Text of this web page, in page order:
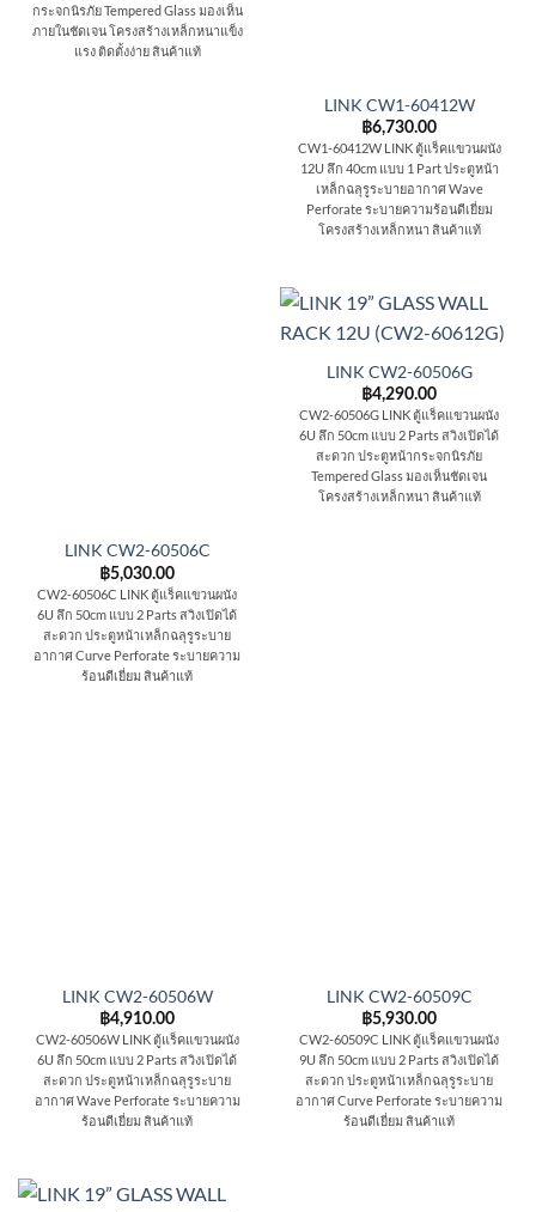
กระจกนิรภัย Tempered Glass มองเห็น
ภายในชัดเจน โครงสร้างเหล็กหนาแข็ง
แรง ติดตั้งง่าย สินค้าแท้
LINK CW1-60412W
฿6,730.00
CW1-60412W LINK ตู้แร็คแขวนผนัง
12U ลึก 40cm แบบ 1 Part ประตูหน้า
เหล็กฉลุรูระบายอากาศ Wave
Perforate ระบายความร้อนดีเยี่ยม
โครงสร้างเหล็กหนา สินค้าแท้
LINK CW2-60506C
฿5,030.00
CW2-60506C LINK ตู้แร็คแขวนผนัง
6U ลึก 50cm แบบ 2 Parts สวิงเปิดได้
สะดวก ประตูหน้าเหล็กฉลุรูระบาย
อากาศ Curve Perforate ระบายความ
ร้อนดีเยี่ยม สินค้าแท้
LINK CW2-60506G
฿4,290.00
CW2-60506G LINK ตู้แร็คแขวนผนัง
6U ลึก 50cm แบบ 2 Parts สวิงเปิดได้
สะดวก ประตูหน้ากระจกนิรภัย
Tempered Glass มองเห็นชัดเจน
โครงสร้างเหล็กหนา สินค้าแท้
LINK CW2-60506W
฿4,910.00
CW2-60506W LINK ตู้แร็คแขวนผนัง
6U ลึก 50cm แบบ 2 Parts สวิงเปิดได้
สะดวก ประตูหน้าเหล็กฉลุรูระบาย
อากาศ Wave Perforate ระบายความ
ร้อนดีเยี่ยม สินค้าแท้
LINK CW2-60509C
฿5,930.00
CW2-60509C LINK ตู้แร็คแขวนผนัง
9U ลึก 50cm แบบ 2 Parts สวิงเปิดได้
สะดวก ประตูหน้าเหล็กฉลุรูระบาย
อากาศ Curve Perforate ระบายความ
ร้อนดีเยี่ยม สินค้าแท้